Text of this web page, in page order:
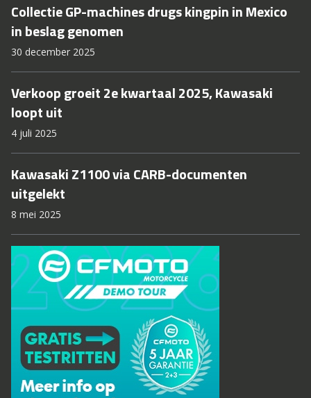
Collectie GP-machines drugs kingpin in Mexico
in beslag genomen
30 december 2025
Verkoop groeit 2e kwartaal 2025, Kawasaki
loopt uit
4 juli 2025
Kawasaki Z1100 via CARB-documenten
uitgelekt
8 mei 2025